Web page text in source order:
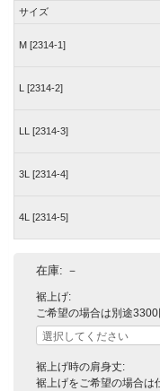
サイズ
M [2314-1]
L [2314-2]
LL [2314-3]
3L [2314-4]
4L [2314-5]
在庫: －
裾上げ:
ご希望の場合は別途3300
裾上げ時の肩身丈:
裾上げをご希望の場合は